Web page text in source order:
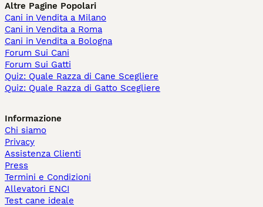
Altre Pagine Popolari
Cani in Vendita a Milano
Cani in Vendita a Roma
Cani in Vendita a Bologna
Forum Sui Cani
Forum Sui Gatti
Quiz: Quale Razza di Cane Scegliere
Quiz: Quale Razza di Gatto Scegliere
Informazione
Chi siamo
Privacy
Assistenza Clienti
Press
Termini e Condizioni
Allevatori ENCI
Test cane ideale